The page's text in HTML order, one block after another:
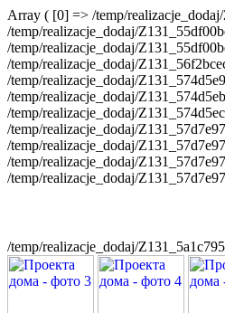
Array ( [0] => /temp/
/temp/realizacje_dodaj/
/temp/realizacje_dodaj/
/temp/realizacje_dodaj/
/temp/realizacje_dodaj/
/temp/realizacje_dodaj/
/temp/realizacje_dodaj/
/temp/realizacje_dodaj/
/temp/realizacje_dodaj/
/temp/realizacje_dodaj/
/temp/realizacje_dodaj/
/temp/realizacje_dodaj/